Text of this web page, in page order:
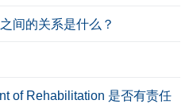
间的关系是什么？
of Rehabilitation 是否有责任